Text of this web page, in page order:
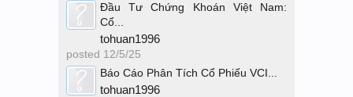
Đầu Tư Chứng Khoán Việt Nam:
Cổ...
tohuan1996
posted 12/5/25
Báo Cáo Phân Tích Cổ Phiếu VCI...
tohuan1996